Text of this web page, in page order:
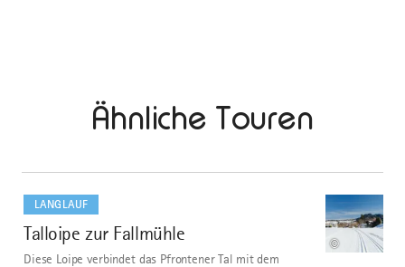
Ähnliche Touren
LANGLAUF
1
Talloipe zur Fallmühle
©
Diese Loipe verbindet das Pfrontener Tal mit dem
dazu